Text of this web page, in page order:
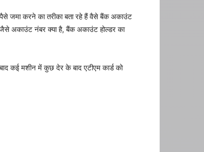
पैसे जमा करने का तरीका बता रहे हैं वैसे बैंक अकाउंट
जैसे अकाउंट नंबर क्या है, बैंक अकाउंट होल्डर का
कई मशीन में कुछ देर के बाद एटीएम कार्ड को